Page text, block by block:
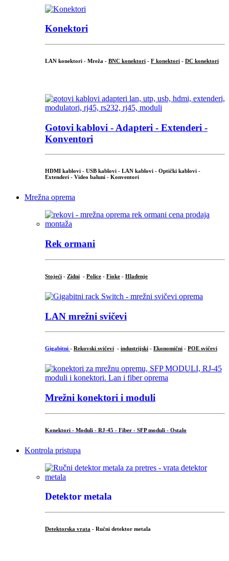
Konektori
LAN konektori - Mreža - BNC konektori - F konektori - DC konektori
Gotovi kablovi - Adapteri - Extenderi -
Konventori
HDMI kablovi - USB kablovi - LAN kablovi - Optički kablovi -
Extenderi - Video baluni - Konventori
Mrežna oprema
Rek ormani
Stojeći - Zidni - Police - Fioke - Hlađenje
LAN mrežni svičevi
Gigabitni - Rekovski svičevi - industrijski - Ekonomični - POE svičevi
Mrežni konektori i moduli
Konektori - Moduli - RJ-45 - Fiber - SFP moduli - Ostalo
Kontrola pristupa
Detektor metala
Detektorska vrata - Ručni detektor metala